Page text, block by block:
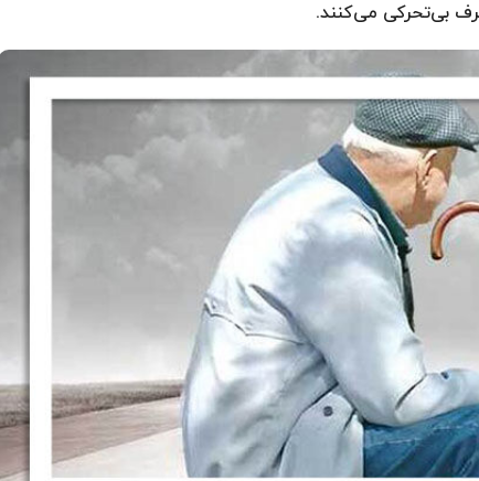
بی‌تحرکی می‌کنند.